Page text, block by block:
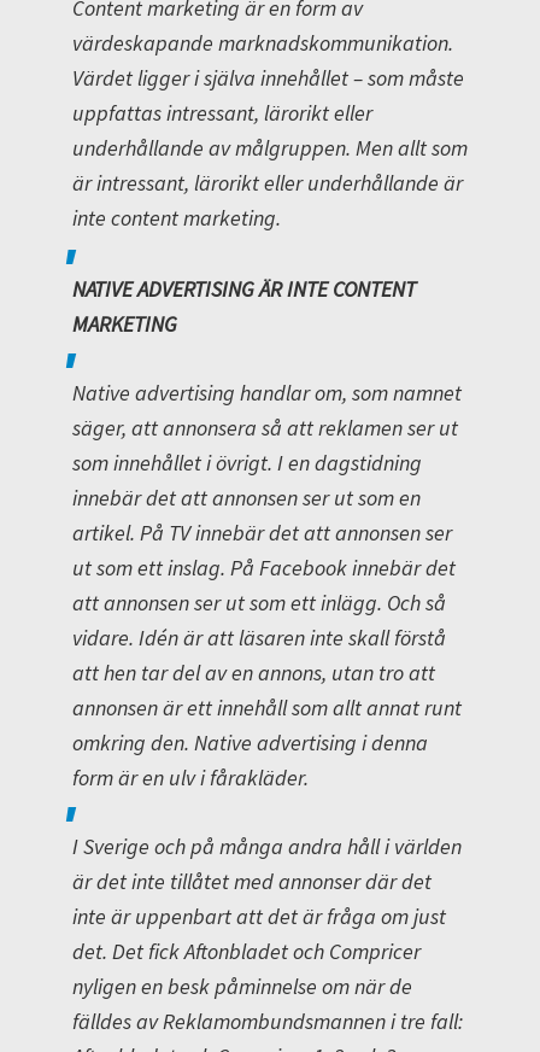
Content marketing är en form av
värdeskapande marknadskommunikation.
Värdet ligger i själva innehållet – som måste
uppfattas intressant, lärorikt eller
underhållande av målgruppen. Men allt som
är intressant, lärorikt eller underhållande är
inte content marketing.
NATIVE ADVERTISING ÄR INTE CONTENT
MARKETING
Native advertising handlar om, som namnet
säger, att annonsera så att reklamen ser ut
som innehållet i övrigt. I en dagstidning
innebär det att annonsen ser ut som en
artikel. På TV innebär det att annonsen ser
ut som ett inslag. På Facebook innebär det
att annonsen ser ut som ett inlägg. Och så
vidare. Idén är att läsaren inte skall förstå
att hen tar del av en annons, utan tro att
annonsen är ett innehåll som allt annat runt
omkring den. Native advertising i denna
form är en ulv i fårakläder.
I Sverige och på många andra håll i världen
är det inte tillåtet med annonser där det
inte är uppenbart att det är fråga om just
det. Det fick Aftonbladet och Compricer
nyligen en besk påminnelse om när de
fälldes av Reklamombundsmannen i tre fall: